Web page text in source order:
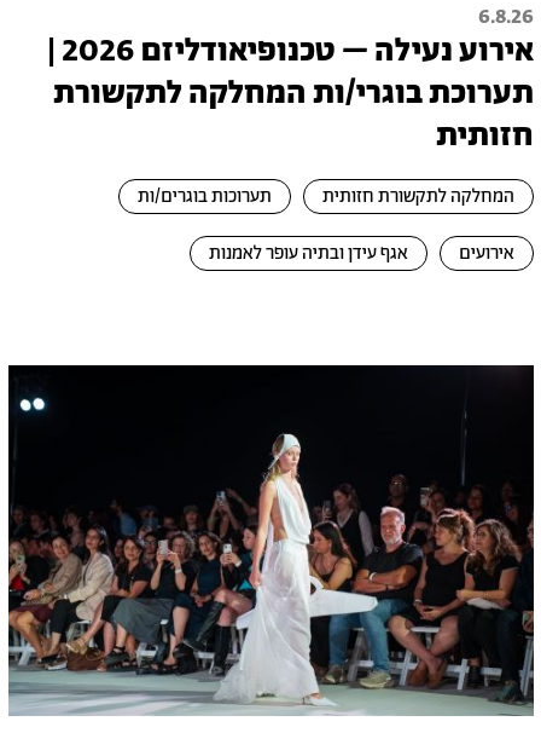
6.8.26
אירוע נעילה – טכנופיאודליזם 2026 |
תערוכת בוגרי/ות המחלקה לתקשורת
חזותית
המחלקה לתקשורת חזותית תערוכות בוגרים/ות
אירועים אגף עידן ובתיה עופר לאמנות